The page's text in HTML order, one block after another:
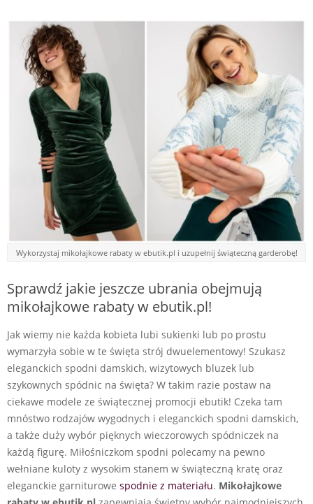
Wykorzystaj mikołajkowe rabaty w ebutik.pl i uzupełnij świąteczną garderobę!
Sprawdź jakie jeszcze ubrania obejmują
mikołajkowe rabaty w ebutik.pl!
Jak wiemy nie każda kobieta lubi sukienki lub po prostu
wymarzyła sobie w te święta strój dwuelementowy! Szukasz
eleganckich spodni damskich, wizytowych bluzek lub
szykownych spódnic na święta? W takim razie postaw na
ciekawe modele ze świątecznej promocji ebutik! Czeka tam
mnóstwo rodzajów wygodnych i eleganckich spodni damskich,
a także duży wybór pięknych wieczorowych spódniczek na
każdą figurę. Miłośniczkom spodni polecamy na pewno
wełniane kuloty z wysokim stanem w świąteczną kratę oraz
eleganckie garniturowe spodnie z materiału. Mikołajkowe